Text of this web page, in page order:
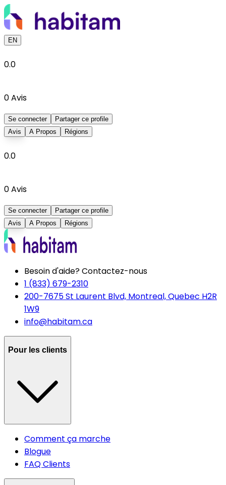
EN
0.0
0Avis
Se connecter
Partager ce profile
Avis
A Propos Régions
0.0
0Avis
Se connecter
Partager ce profile
Avis
A Propos Régions
Besoin d'aide? Contactez-nous
1 (833) 679-2310
200-7675 St Laurent Blvd, Montreal, Quebec H2R
1W9
info@habitam.ca
Pour les clients
Comment ça marche
Blogue
FAQ Clients